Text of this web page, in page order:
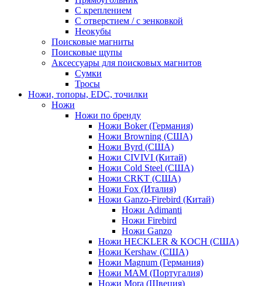
С креплением
С отверстием / с зенковкой
Неокубы
Поисковые магниты
Поисковые щупы
Аксессуары для поисковых магнитов
Сумки
Тросы
Ножи, топоры, EDC, точилки
Ножи
Ножи по бренду
Ножи Boker (Германия)
Ножи Browning (США)
Ножи Byrd (США)
Ножи CIVIVI (Китай)
Ножи Cold Steel (США)
Ножи CRKT (США)
Ножи Fox (Италия)
Ножи Ganzo-Firebird (Китай)
Ножи Adimanti
Ножи Firebird
Ножи Ganzo
Ножи HECKLER & KOCH (США)
Ножи Kershaw (США)
Ножи Magnum (Германия)
Ножи MAM (Португалия)
Ножи Mora (Швеция)